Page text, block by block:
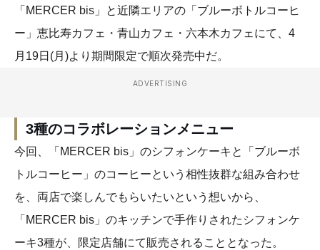
「MERCER bis」と近隣エリアの「ブルーボトルコーヒ
ー」恵比寿カフェ・青山カフェ・六本木カフェにて、4
月19日(月)より期間限定で順次発売中だ。
ADVERTISING
3種のコラボレーションメニュー
今回、「MERCER bis」のシフォンケーキと「ブルーボ
トルコーヒー」のコーヒーという相性抜群な組み合わせ
を、両店で楽しんでもらいたいという想いから、
「MERCER bis」のキッチンで手作りされたシフォンケ
ーキ3種が、限定店舗にて販売されることとなった。